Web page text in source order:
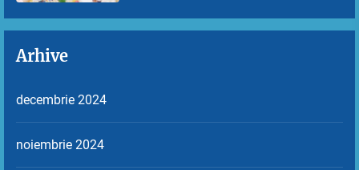
Arhive
decembrie 2024
noiembrie 2024